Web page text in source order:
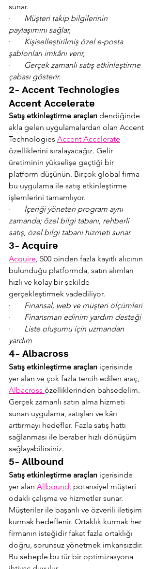
sunar.
· Müşteri takip bilgilerinin
paylaşımını sağlar,
· Kişiselleştirilmiş özel e-posta
şablonları imkânı verir,
·
Gerçek zamanlı satış etkinleştirme
çabası gösterir.
2- Accent Technologies
Accent Accelerate
Satış etkinleştirme araçları dendiğinde
akla gelen uygulamalardan olan Accent
Technologies Accent Accelerate
özelliklerini sıralayacağız. Gelir
üretiminin yükselişe geçtiği bir
platform düşünün. Birçok global firma
bu uygulama ile satış etkinleştirme
işlemlerini tamamlıyor.
· İçeriği yöneten program aynı
zamanda; özel bilgi tabanı, rehberli
satış, özel bilgi tabanı hizmeti sunar.
3- Acquire
Acquire, 500 binden fazla kayıtlı alıcının
bulunduğu platformda, satın alımları
hızlı ve kolay bir şekilde
gerçekleştirmek vadediliyor.
· Finansal, web ve müşteri ölçümleri
· Finansman edinim yardım desteği
· Liste oluşumu için uzmandan
yardım
4- Albacross
Satış etkinleştirme araçları içerisinde
yer alan ve çok fazla tercih edilen araç,
Albacross özelliklerinden bahsedelim.
Gerçek zamanlı satın alma hizmeti
sunan uygulama, satışları ve kârı
arttırmayı hedefler. Fazla satış hattı
sağlanması ile beraber hızlı dönüşüm
sağlayabilirsiniz.
5- Allbound
Satış etkinleştirme araçları içerisinde
yer alan Allbound, potansiyel müşteri
odaklı çalışma ve hizmetler sunar.
Müşteriler ile başarılı ve özverili iletişim
kurmak hedeflenir. Ortaklık kurmak her
firmanın isteğidir fakat fazla ortaklığı
doğru, sorunsuz yönetmek imkansızdır.
Bu sebeple bu tür bir optimizasyona